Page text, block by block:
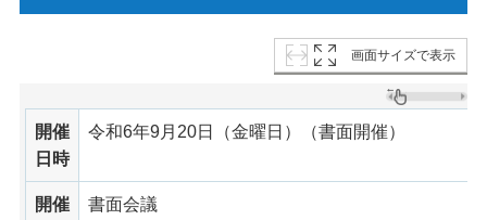
画面サイズで表示
開催
日時
令和6年9月20日（金曜日）（書面開催）
開催
書面会議